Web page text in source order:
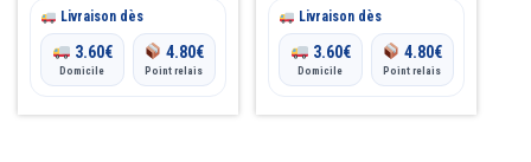
Livraison dès
3.60€
Domicile
4.80€
Point relais
Livraison dès
3.60€
Domicile
4.80€
Point relais